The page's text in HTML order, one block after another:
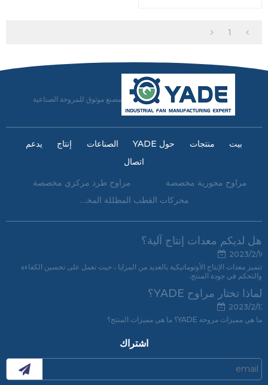
1
مصنع موثوق للمروحة الصناعية
بيت منتجات حول YADE الصناعات إنتاج
يدعم
اتصال
مراوح محورية مخصصة
مراوح طرد مركزي مخصصة
محركات القطب المظللة المخصصة
هل لديكم معدات إنتاج آلية؟
2023/2/16
تتميز معدات الإنتاج الأوتوماتيكية بالعديد من المزايا ، حيث تعمل على تحسين الكفاءة
والتحكم في جودة المنتج.
لماذا تختار مراوح YADE؟
2023/2/13
ما هي مميزات مروحة YADE؟ ما هي مميزات المنتج؟
اشتراك